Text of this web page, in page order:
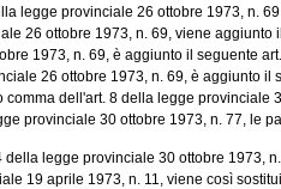
legge provinciale 26 ottobre 1973, n.
26 ottobre 1973, n. 69, viene aggiunto
1973, n. 69, è aggiunto il seguente
26 ottobre 1973, n. 69, è aggiunto il
dell'art. 8 della legge provinciale
provinciale 30 ottobre 1973, n. 77, le
legge provinciale 30 ottobre 1973,
19 aprile 1973, n. 11, viene così